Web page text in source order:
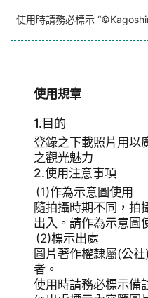
使用時請務必標示
使用規章
目的
登錄之下載照片用以
之觀光魅力
使用注意事項
作為示意圖使用
隨拍攝時期不同，拍
出入。請作為示意圖
標示出處
圖片著作權隸屬(公
者。
使用時請務必標示備